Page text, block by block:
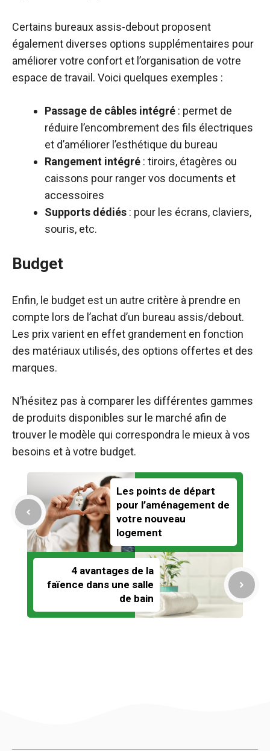
Certains bureaux assis-debout proposent
également diverses options supplémentaires pour
améliorer votre confort et l’organisation de votre
espace de travail. Voici quelques exemples :
Passage de câbles intégré : permet de
réduire l’encombrement des fils électriques
et d’améliorer l’esthétique du bureau
Rangement intégré : tiroirs, étagères ou
caissons pour ranger vos documents et
accessoires
Supports dédiés : pour les écrans, claviers,
souris, etc.
Budget
Enfin, le budget est un autre critère à prendre en
compte lors de l’achat d’un bureau assis/debout.
Les prix varient en effet grandement en fonction
des matériaux utilisés, des options offertes et des
marques.
N’hésitez pas à comparer les différentes gammes
de produits disponibles sur le marché afin de
trouver le modèle qui correspondra le mieux à vos
besoins et à votre budget.
Les points de départ
pour l’aménagement de
votre nouveau
logement
4 avantages de la
faïence dans une salle
de bain